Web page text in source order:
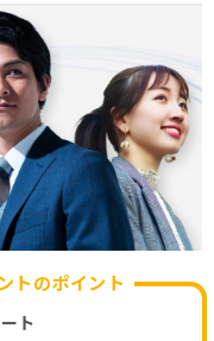
トのポイント
ト